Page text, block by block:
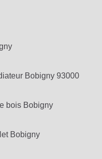
Bobigny 93000
bois Bobigny
Bobigny